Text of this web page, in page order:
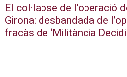
El col·lapse de l’operació
Girona: desbandada de
fracàs de ‘Militància